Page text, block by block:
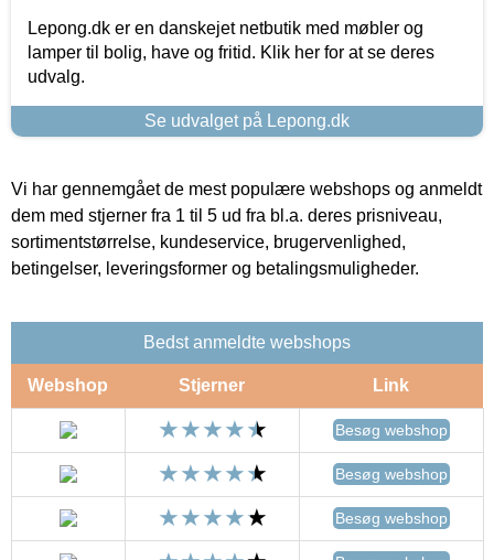
Lepong.dk er en danskejet netbutik med møbler og
lamper til bolig, have og fritid. Klik her for at se deres
udvalg.
Se udvalget på Lepong.dk
Vi har gennemgået de mest populære webshops og anmeldt
dem med stjerner fra 1 til 5 ud fra bl.a. deres prisniveau,
sortimentstørrelse, kundeservice, brugervenlighed,
betingelser, leveringsformer og betalingsmuligheder.
Bedst anmeldte webshops
Webshop Stjerner Link
Besøg webshop
Besøg webshop
Besøg webshop